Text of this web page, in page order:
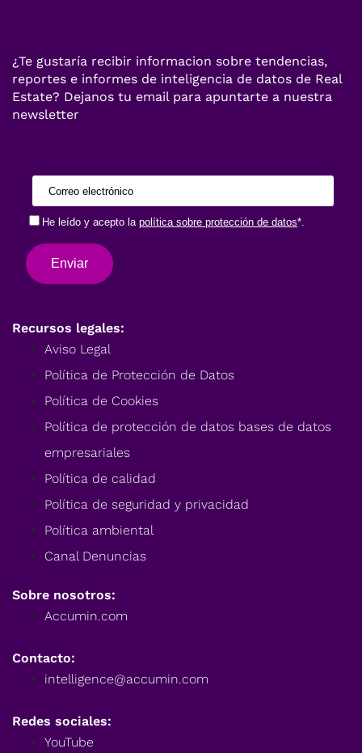
¿Te gustaría recibir informacion sobre tendencias,
reportes e informes de inteligencia de datos de Real
Estate? Dejanos tu email para apuntarte a nuestra
newsletter
Recursos legales:
Aviso Legal
Política de Protección de Datos
Política de Cookies
Política de protección de datos bases de datos
empresariales
Política de calidad
Política de seguridad y privacidad
Política ambiental
Canal Denuncias
Sobre nosotros:
Accumin.com
Contacto:
intelligence@accumin.com
Redes sociales:
YouTube